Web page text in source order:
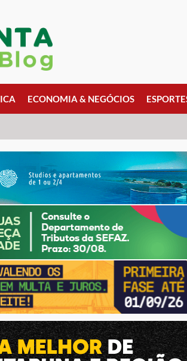
ECONOMIA & NEGÓCIOS